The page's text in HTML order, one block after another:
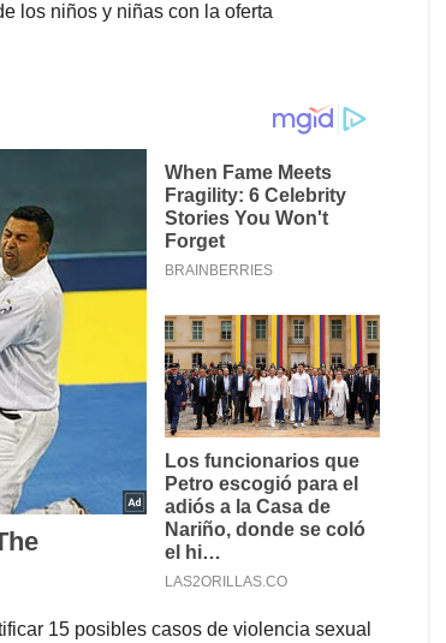
los niños y niñas con la oferta
15 posibles casos de violencia sexual